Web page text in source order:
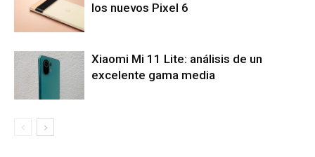
los nuevos Pixel 6
Xiaomi Mi 11 Lite: análisis de un
excelente gama media